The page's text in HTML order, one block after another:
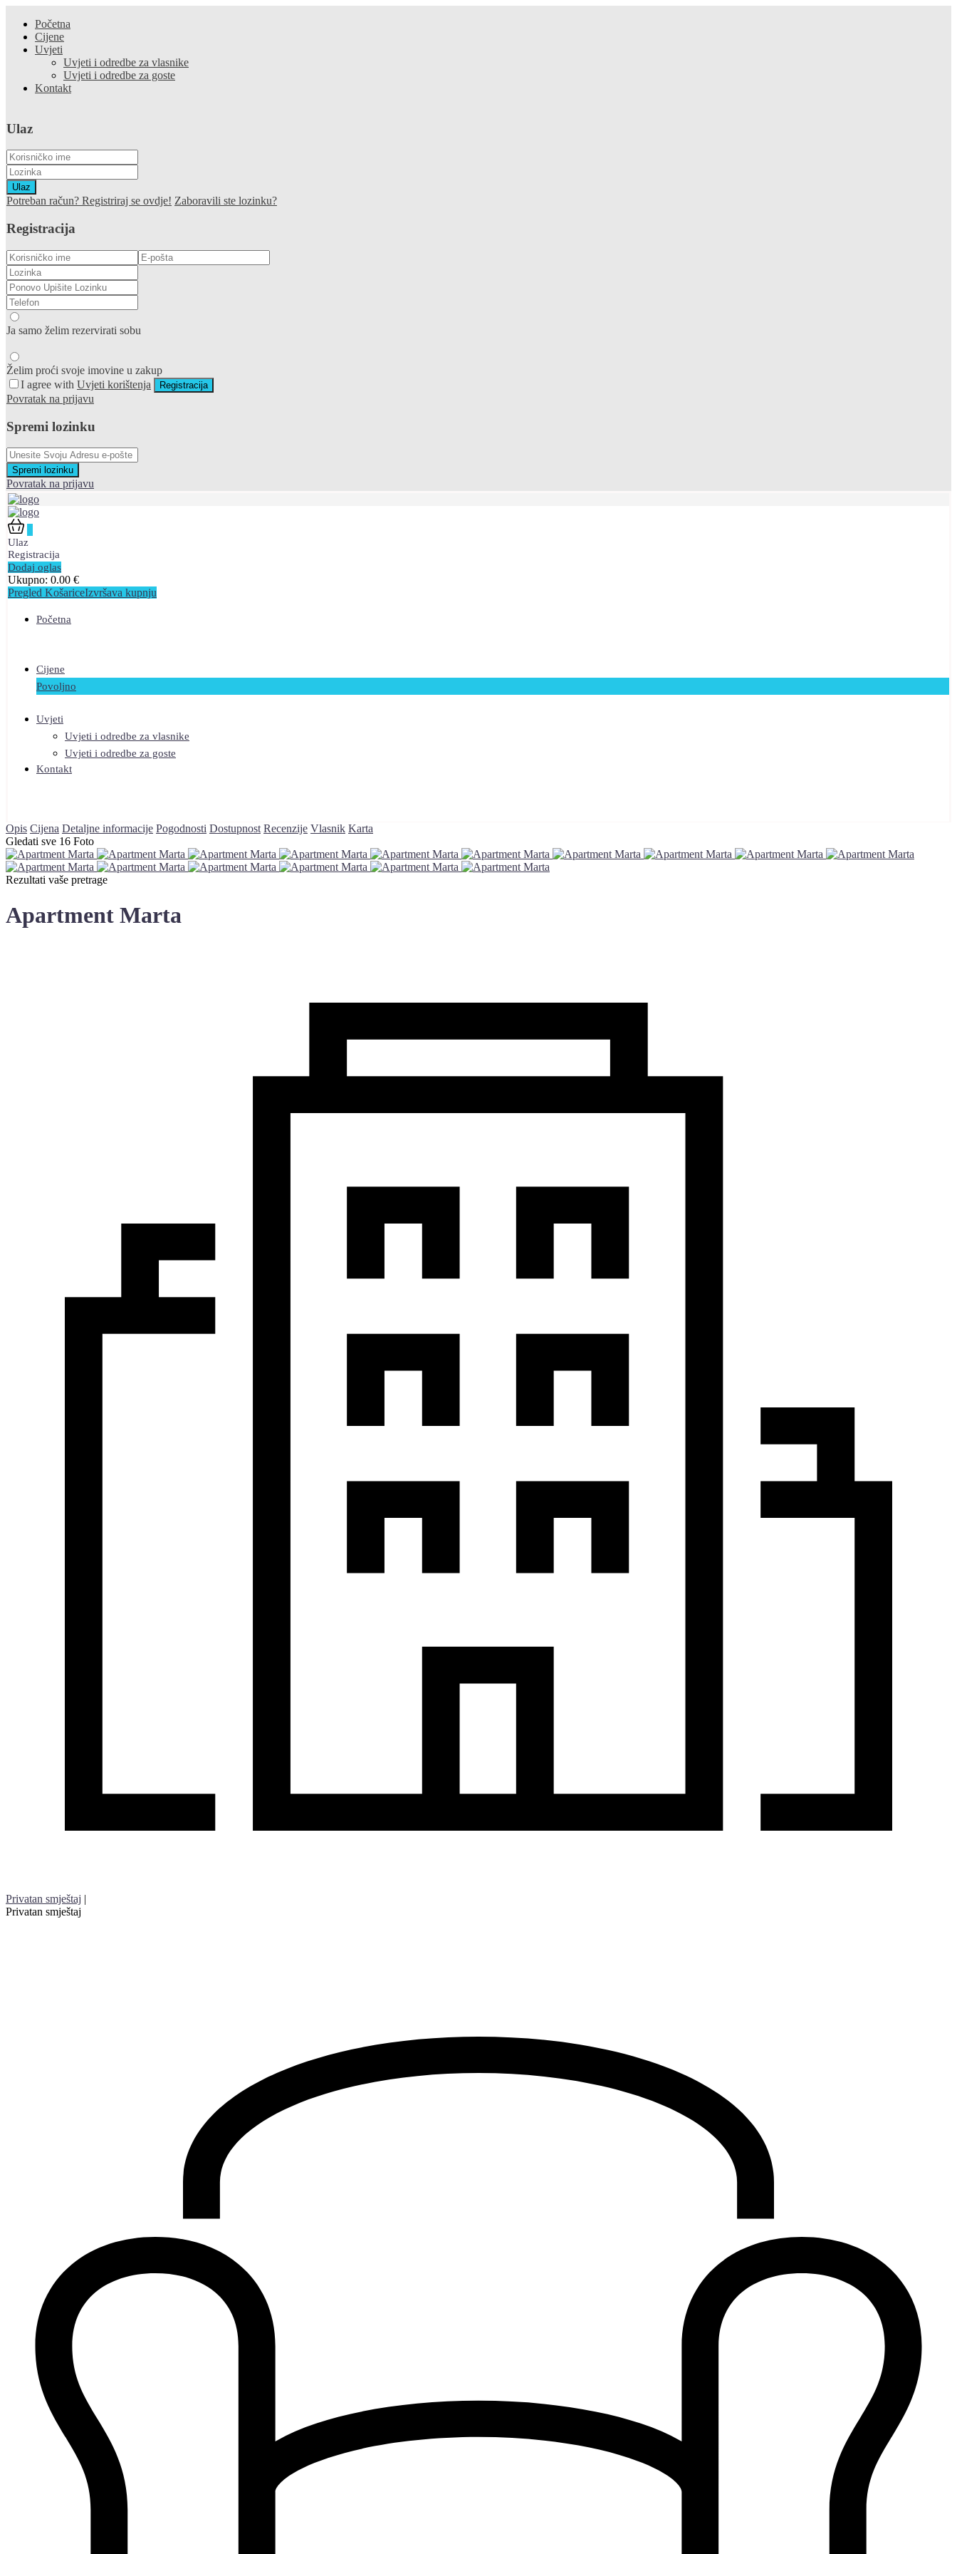
Početna
Cijene
Uvjeti
Uvjeti i odredbe za vlasnike
Uvjeti i odredbe za goste
Kontakt
Ulaz
Ulaz
Potreban račun? Registriraj se ovdje! Zaboravili ste lozinku?
Registracija
Ja samo želim rezervirati sobu
Želim proći svoje imovine u zakup
I agree with Uvjeti korištenja Registracija
Povratak na prijavu
Spremi lozinku
Spremi lozinku
Povratak na prijavu
Ulaz
Registracija
Dodaj oglas
Ukupno: 0.00 €
Pregled KošariceIzvršava kupnju
Početna
Cijene
Povoljno
Uvjeti
Uvjeti i odredbe za vlasnike
Uvjeti i odredbe za goste
Kontakt
Opis Cijena Detaljne informacije Pogodnosti Dostupnost Recenzije Vlasnik Karta
Gledati sve 16 Foto
Rezultati vaše pretrage
Apartment Marta
Privatan smještaj |
Privatan smještaj